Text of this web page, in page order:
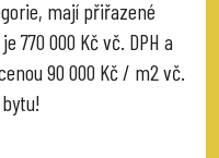
mají přiřazené
770 000 Kč vč. DPH a
90 000 Kč / m2 vč.